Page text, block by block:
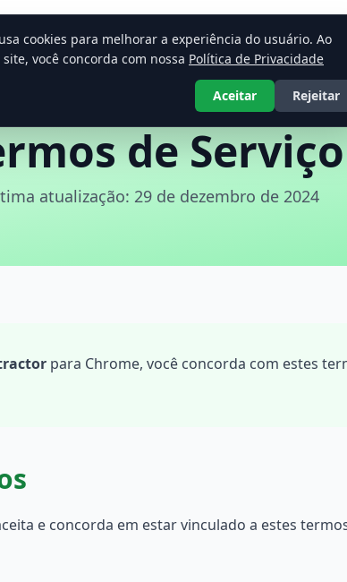
de Serviço
atualização: 29 de dezembro de 2024
para Chrome, você concorda com estes
e concorda em estar vinculado a estes
cookies para melhorar a experiência do usuário. Ao
você concorda com nossa Política de Privacidade
Aceitar Rejeitar